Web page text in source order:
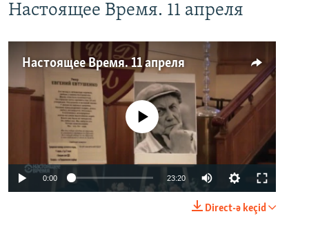
Настоящее Время. 11 апреля
Настоящее Время. 11 апреля
No media source currently available
0:00 23:20
Direct-ə keçid